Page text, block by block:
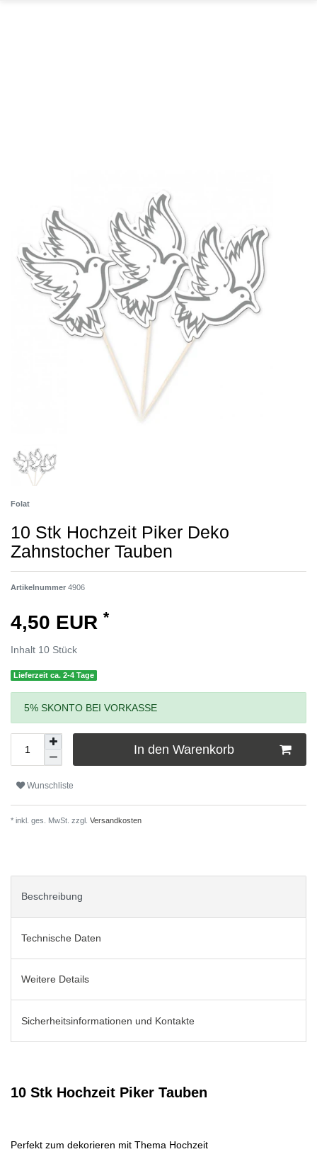
Folat
10 Stk Hochzeit Piker Deko
Zahnstocher Tauben
Artikelnummer 4906
4,50 EUR *
Inhalt 10 Stück
Lieferzeit ca. 2-4 Tage
5% SKONTO BEI VORKASSE
In den Warenkorb
Wunschliste
* inkl. ges. MwSt. zzgl. Versandkosten
Beschreibung
Technische Daten
Weitere Details
Sicherheitsinformationen und Kontakte
10 Stk Hochzeit Piker Tauben
Perfekt zum dekorieren mit Thema Hochzeit